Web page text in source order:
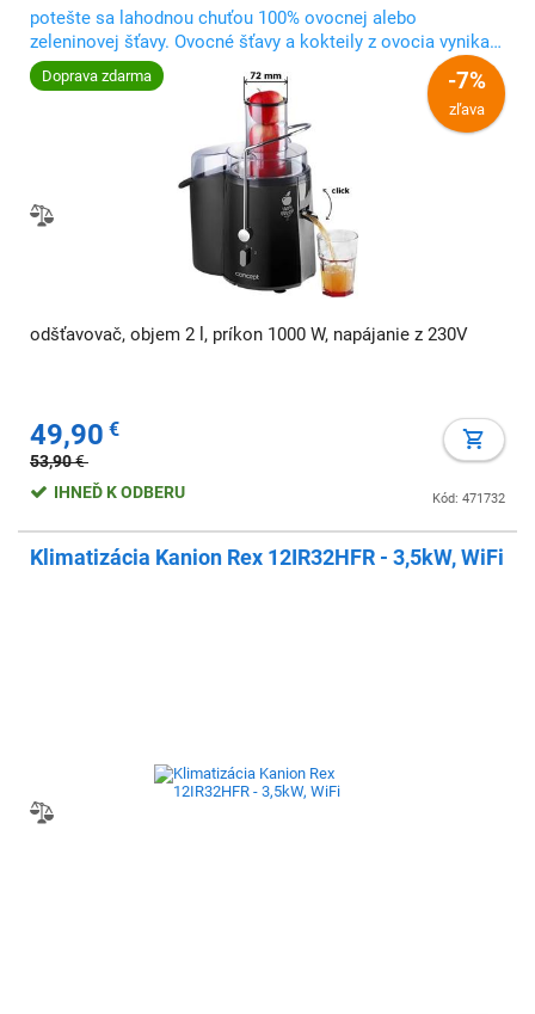
potešte sa lahodnou chuťou 100% ovocnej alebo
zeleninovej šťavy. Ovocné šťavy a kokteily z ovocia vynikajú
nielen svojou lahodnou chuťou, ale predovšetkým vysokým
obsahom vitamínov, minerálov a ďalších biologicky
Doprava zdarma -7%
zľava
odšťavovač, objem 2 l, príkon 1000 W, napájanie z 230V
49,90 €
53,90€
Kód: 471732
IHNEĎ K ODBERU
Klimatizácia Kanion Rex 12IR32HFR - 3,5kW, WiFi